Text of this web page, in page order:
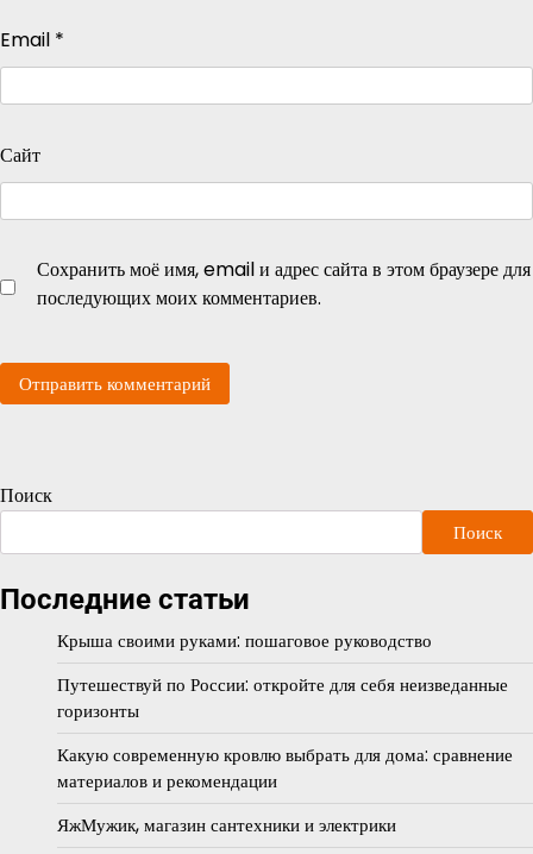
Email *
Сайт
Сохранить моё имя, email и адрес сайта в этом браузере для
последующих моих комментариев.
Поиск
Поиск
Последние статьи
Крыша своими руками: пошаговое руководство
Путешествуй по России: откройте для себя неизведанные
горизонты
Какую современную кровлю выбрать для дома: сравнение
материалов и рекомендации
ЯжМужик, магазин сантехники и электрики